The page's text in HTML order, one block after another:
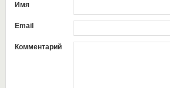
Имя
Email
Комментарий